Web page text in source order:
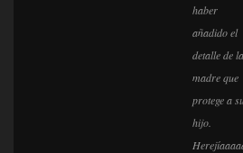
haber
añadido el
detalle de la
madre que
protege a
hijo.